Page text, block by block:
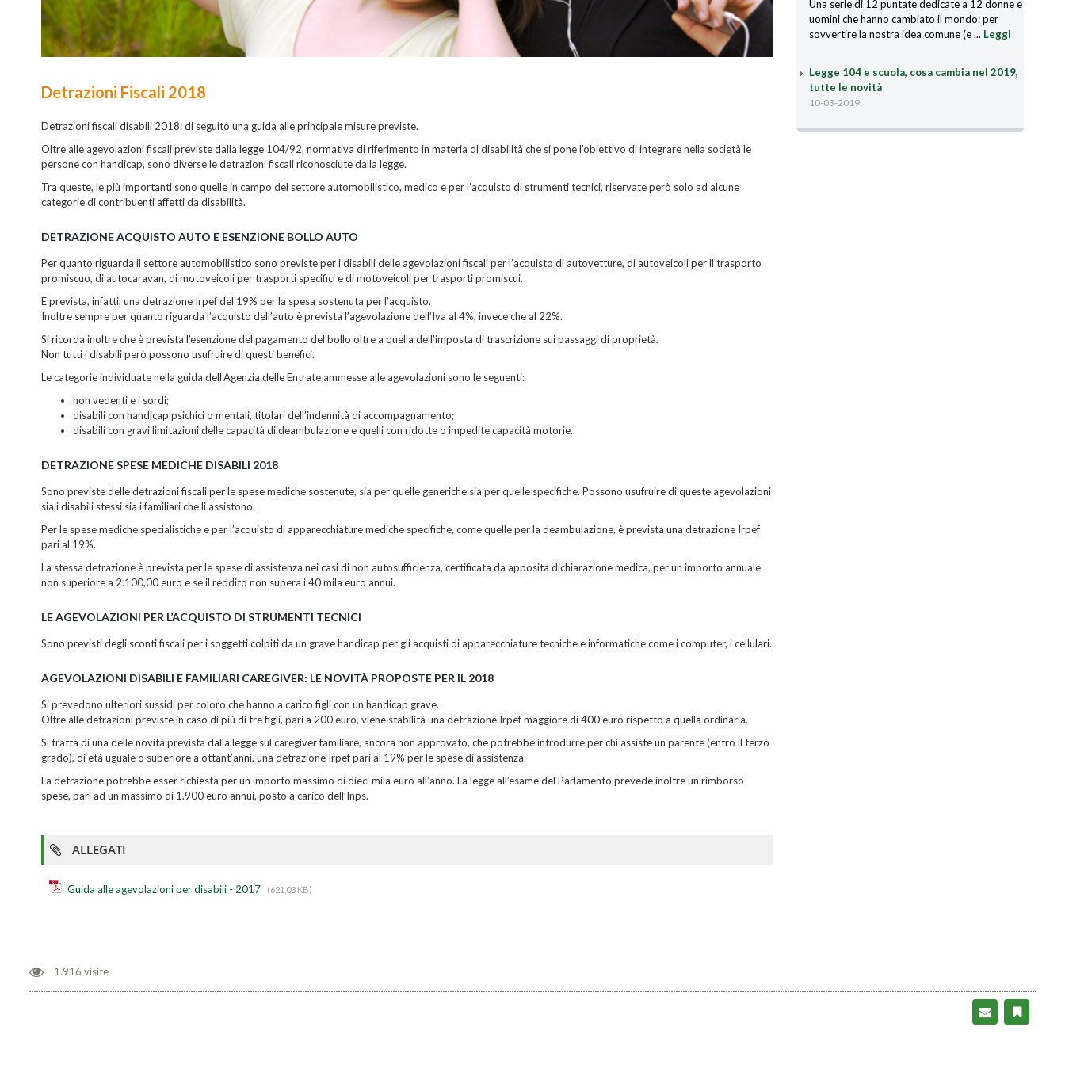
Detrazioni Fiscali 2018
Detrazioni fiscali disabili 2018: di seguito una guida alle principale misure previste.
Oltre alle agevolazioni fiscali previste dalla legge 104/92, normativa di riferimento in materia di disabilità che si pone l’obiettivo di integrare nella società le
persone con handicap, sono diverse le detrazioni fiscali riconosciute dalla legge.
Tra queste, le più importanti sono quelle in campo del settore automobilistico, medico e per l’acquisto di strumenti tecnici, riservate però solo ad alcune
categorie di contribuenti affetti da disabilità.
DETRAZIONE ACQUISTO AUTO E ESENZIONE BOLLO AUTO
Per quanto riguarda il settore automobilistico sono previste per i disabili delle agevolazioni fiscali per l’acquisto di autovetture, di autoveicoli per il trasporto
promiscuo, di autocaravan, di motoveicoli per trasporti specifici e di motoveicoli per trasporti promiscui.
È prevista, infatti, una detrazione Irpef del 19% per la spesa sostenuta per l’acquisto.
Inoltre sempre per quanto riguarda l’acquisto dell’auto è prevista l’agevolazione dell’Iva al 4%, invece che al 22%.
Si ricorda inoltre che è prevista l’esenzione del pagamento del bollo oltre a quella dell’imposta di trascrizione sui passaggi di proprietà.
Non tutti i disabili però possono usufruire di questi benefici.
Le categorie individuate nella guida dell’Agenzia delle Entrate ammesse alle agevolazioni sono le seguenti:
non vedenti e i sordi;
disabili con handicap psichici o mentali, titolari dell’indennità di accompagnamento;
disabili con gravi limitazioni delle capacità di deambulazione e quelli con ridotte o impedite capacità motorie.
DETRAZIONE SPESE MEDICHE DISABILI 2018
Sono previste delle detrazioni fiscali per le spese mediche sostenute, sia per quelle generiche sia per quelle specifiche. Possono usufruire di queste agevolazioni
sia i disabili stessi sia i familiari che li assistono.
Per le spese mediche specialistiche e per l’acquisto di apparecchiature mediche specifiche, come quelle per la deambulazione, è prevista una detrazione Irpef
pari al 19%.
La stessa detrazione è prevista per le spese di assistenza nei casi di non autosufficienza, certificata da apposita dichiarazione medica, per un importo annuale
non superiore a 2.100,00 euro e se il reddito non supera i 40 mila euro annui.
LE AGEVOLAZIONI PER L’ACQUISTO DI STRUMENTI TECNICI
Sono previsti degli sconti fiscali per i soggetti colpiti da un grave handicap per gli acquisti di apparecchiature tecniche e informatiche come i computer, i cellulari.
AGEVOLAZIONI DISABILI E FAMILIARI CAREGIVER: LE NOVITÀ PROPOSTE PER IL 2018
Si prevedono ulteriori sussidi per coloro che hanno a carico figli con un handicap grave.
Oltre alle detrazioni previste in caso di più di tre figli, pari a 200 euro, viene stabilita una detrazione Irpef maggiore di 400 euro rispetto a quella ordinaria.
Si tratta di una delle novità prevista dalla legge sul caregiver familiare, ancora non approvato, che potrebbe introdurre per chi assiste un parente (entro il terzo
grado), di età uguale o superiore a ottant’anni, una detrazione Irpef pari al 19% per le spese di assistenza.
La detrazione potrebbe esser richiesta per un importo massimo di dieci mila euro all’anno. La legge all’esame del Parlamento prevede inoltre un rimborso
spese, pari ad un massimo di 1.900 euro annui, posto a carico dell’Inps.
ALLEGATI
Guida alle agevolazioni per disabili - 2017 (621,03 KB)
sovvertire la nostra idea comune (e ... Leggi
Legge 104 e scuola, cosa cambia nel 2019,
10-03-2019
Cosa cambia dal primo gennaio 2019 per gli
studenti con legge 104, tutte le novità
Autismo: uno studio conferma due note
1.916 visite